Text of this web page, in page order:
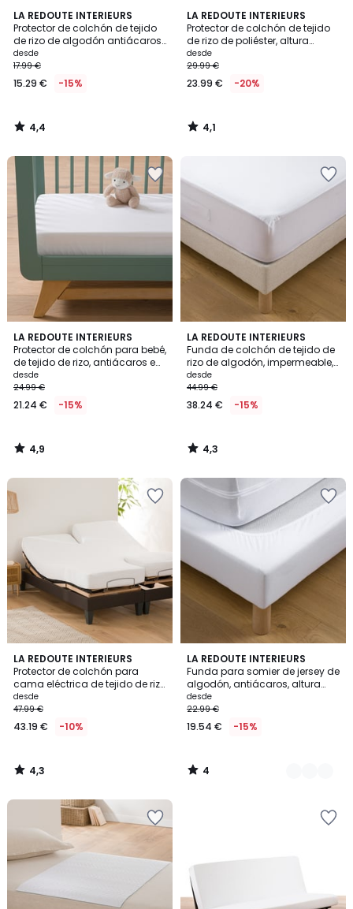
LA REDOUTE INTERIEURS
Protector de colchón de tejido
de rizo de algodón antiácaros,
altura máxima 20 cm
desde
17.99 €
15.29 € -15%
4,4
/ 5
4,4
/
LA REDOUTE INTERIEURS
Protector de colchón de tejido
de rizo de poliéster, altura
máxima 25 cm
desde
29.99 €
23.99 € -20%
4,1
/ 5
4,1
/
LA REDOUTE INTERIEURS
Protector de colchón para bebé,
de tejido de rizo, antiácaros e
impermeable, altura máxima
14 cm
desde
24.99 €
21.24 € -15%
4,9
/ 5
4,9
/
LA REDOUTE INTERIEURS
Funda de colchón de tejido de
rizo de algodón, impermeable,
altura máxima 30 cm
desde
44.99 €
38.24 € -15%
4,3
/ 5
4,3
/
LA REDOUTE INTERIEURS
Protector de colchón para
cama eléctrica de tejido de rizo
absorbente, altura máxima 20
cm
desde
47.99 €
43.19 € -10%
4,3
/ 5
4,3
/
LA REDOUTE INTERIEURS
Funda para somier de jersey de
algodón, antiácaros, altura
máxima de 25 cm
desde
22.99 €
19.54 € -15%
4
/
5
5
Colores
4
/